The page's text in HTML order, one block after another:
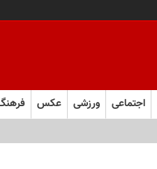
اجتماعی ورزشی عکس